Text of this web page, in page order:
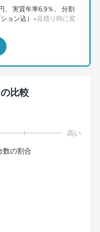
、 実質年率6.9％、 分割
ョン込） ※見積り時に変
比較
数の割合